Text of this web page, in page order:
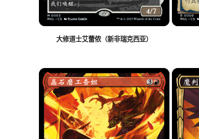
大修道士艾蕾侬（新非瑞克西亚）